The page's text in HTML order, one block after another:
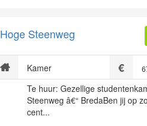
Hoge Steenweg
Kamer
Te huur: Gezellige
Steenweg â€“ BredaBen jij op
cent...